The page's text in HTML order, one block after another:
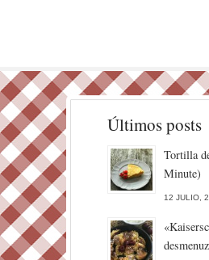
Últimos posts
Tortilla
Minute)
12 JULIO,